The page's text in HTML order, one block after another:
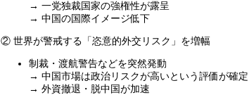
→ 一党独裁国家の強権性が露呈
→ 中国の国際イメージ低下
② 世界が警戒する「恣意的外交リスク」を増幅
制裁・渡航警告などを突然発動
→ 中国市場は政治リスクが高いという評価が確定
→ 外資撤退・脱中国が加速